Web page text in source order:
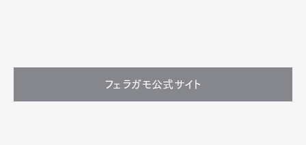
フェラガモ公式サイト